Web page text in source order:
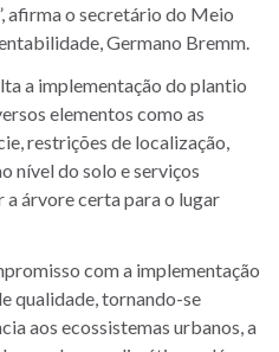
afirma o secretário do Meio
Germano Bremm.
a implementação do plantio
elementos como as
restrições de localização,
nível do solo e serviços
árvore certa para o lugar
com a implementação
qualidade, tornando-se
aos ecossistemas urbanos, a